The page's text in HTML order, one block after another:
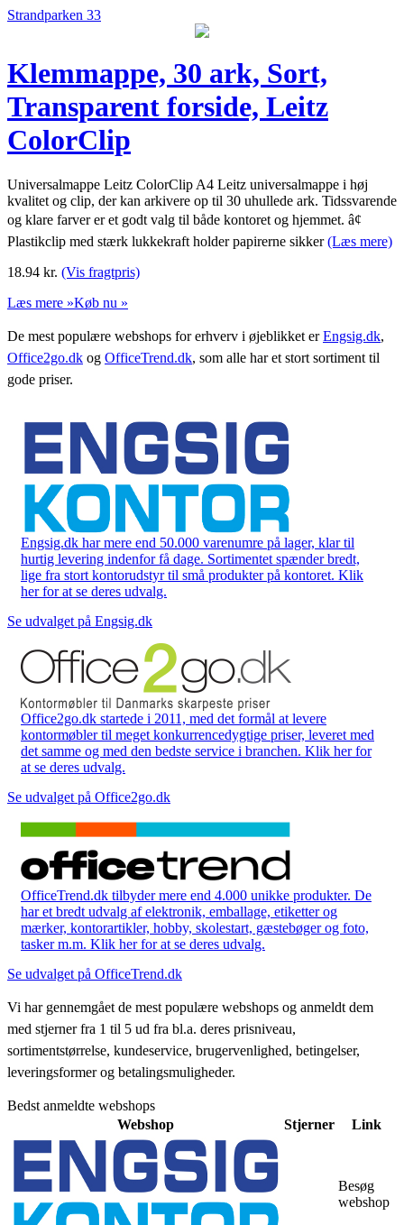
Strandparken 33
Klemmappe, 30 ark, Sort,
Transparent forside, Leitz
ColorClip
Universalmappe Leitz ColorClip A4 Leitz universalmappe i høj
kvalitet og clip, der kan arkivere op til 30 uhullede ark. Tidssvarende
og klare farver er et godt valg til både kontoret og hjemmet. â¢
Plastikclip med stærk lukkekraft holder papirerne sikker(Læs mere)
18.94 kr. (Vis fragtpris)
Læs mere »Køb nu »
De mest populære webshops for erhverv i øjeblikket erEngsig.dk,
Office2go.dk og OfficeTrend.dk, som alle har et stort sortiment til
gode priser.
Engsig.dk har mere end 50.000 varenumre på lager, klar til
hurtig levering indenfor få dage. Sortimentet spænder bredt,
lige fra stort kontorudstyr til små produkter på kontoret. Klik
her for at se deres udvalg.
Se udvalget på Engsig.dk
Office2go.dk startede i 2011, med det formål at levere
kontormøbler til meget konkurrencedygtige priser, leveret med
det samme og med den bedste service i branchen. Klik her for
at se deres udvalg.
Se udvalget på Office2go.dk
OfficeTrend.dk tilbyder mere end 4.000 unikke produkter. De
har et bredt udvalg af elektronik, emballage, etiketter og
mærker, kontorartikler, hobby, skolestart, gæstebøger og foto,
tasker m.m. Klik her for at se deres udvalg.
Se udvalget på OfficeTrend.dk
Vi har gennemgået de mest populære webshops og anmeldt dem
med stjerner fra 1 til 5 ud fra bl.a. deres prisniveau,
sortimentstørrelse, kundeservice, brugervenlighed, betingelser,
leveringsformer og betalingsmuligheder.
Bedst anmeldte webshops
Webshop
Stjerner Link
Besøg
webshop